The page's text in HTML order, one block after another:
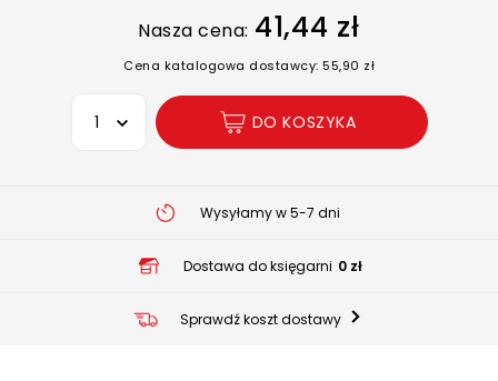
Nasza cena: 41,44 zł
Cena katalogowa dostawcy: 55,90 zł
Wybierz opcję
DO KOSZYKA
Wysyłamy w 5-7 dni
Dostawa do księgarni 0 zł
Sprawdź koszt dostawy